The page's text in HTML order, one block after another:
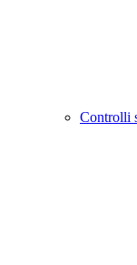
Controlli